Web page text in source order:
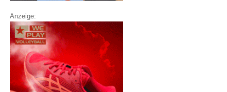
Anzeige: